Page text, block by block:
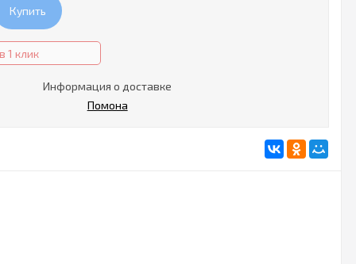
Купить
1 клик
Информация о доставке
Помона